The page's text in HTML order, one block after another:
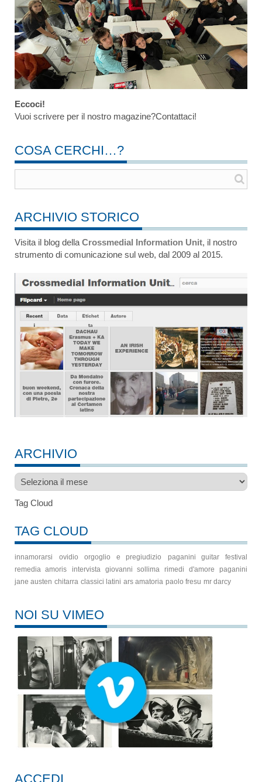
Eccoci!
Vuoi scrivere per il nostro magazine?Contattaci!
COSA CERCHI…?
ARCHIVIO STORICO
Visita il blog della Crossmedial Information Unit, il nostro
strumento di comunicazione sul web, dal 2009 al 2015.
ARCHIVIO
Archivio
Tag Cloud
TAG CLOUD
innamorarsi ovidio orgoglio e pregiudizio
paganini guitar festival
remedia amoris
intervista giovanni sollima rimedi d'amore
paganini
jane austen chitarra classici latini ars amatoria paolo fresu mr darcy
NOI SU VIMEO
ACCEDI